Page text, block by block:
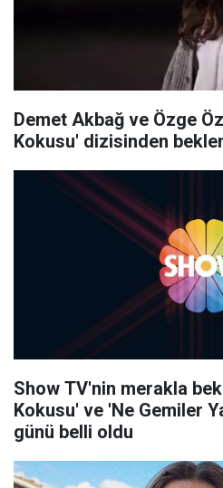
Demet Akbağ ve Özge
Kokusu' dizisinden
Show TV'nin merakla
Kokusu' ve 'Ne Gemiler
günü belli oldu